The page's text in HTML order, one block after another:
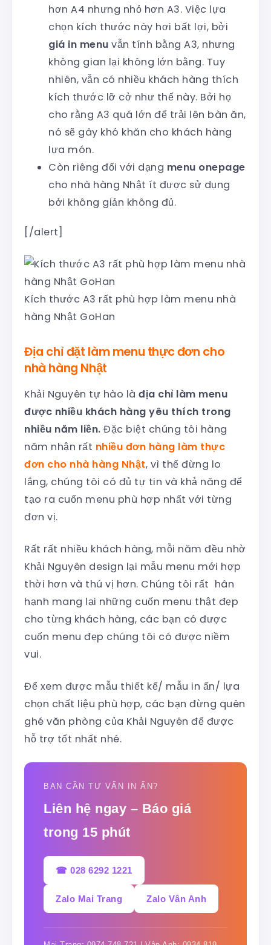
hơn A4 nhưng nhỏ hơn A3. Việc lựa
chọn kích thước này hơi bất lợi, bởi
giá in menu vẫn tính bằng A3, nhưng
không gian lại không lớn bằng. Tuy
nhiên, vẫn có nhiều khách hàng thích
kích thước lỡ cở như thế này. Bởi họ
cho rằng A3 quá lớn để trải lên bàn ăn,
nó sẽ gây khó khăn cho khách hàng
lựa món.
Còn riêng đối với dạng menu onepage
cho nhà hàng Nhật ít được sử dụng
bởi không giản không đủ.
[/alert]
Kích thước A3 rất phù hợp làm menu nhà
hàng Nhật GoHan
Địa chỉ đặt làm menu thực đơn cho
nhà hàng Nhật
Khải Nguyên tự hào là địa chỉ làm menu
được nhiều khách hàng yêu thích trong
nhiều năm liền. Đặc biệt chúng tôi hàng
năm nhận rất nhiều đơn hàng làm thực
đơn cho nhà hàng Nhật, vì thế đừng lo
lắng, chúng tôi có đủ tự tin và khả năng để
tạo ra cuốn menu phù hợp nhất với từng
đơn vị.
Rất rất nhiều khách hàng, mỗi năm đều nhờ
Khải Nguyên design lại mẫu menu mới hợp
thời hơn và thú vị hơn. Chúng tôi rất hân
hạnh mang lại những cuốn menu thật đẹp
cho từng khách hàng, các bạn có được
cuốn menu đẹp chúng tôi có được niềm
vui.
Để xem được mẫu thiết kế/ mẫu in ấn/ lựa
chọn chất liệu phù hợp, các bạn đừng quên
ghé văn phòng của Khải Nguyên để được
hỗ trợ tốt nhất nhé.
BẠN CẦN TƯ VẤN IN ẤN?
Liên hệ ngay – Báo giá
trong 15 phút
☎ 028 6292 1221
Zalo Mai Trang Zalo Vân Anh